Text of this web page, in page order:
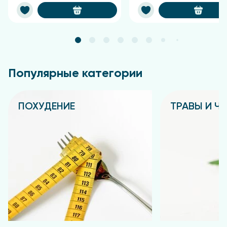
Исследования показывают, что прием коллагена в
связки и кости, и повышает подвижность суставов,
Таблетки
Содержание в 6 таблетках (суточном приеме)
Гидролизованный коллаген
Витамин С
Популярные категории
ПОХУДЕНИЕ ТРАВЫ И